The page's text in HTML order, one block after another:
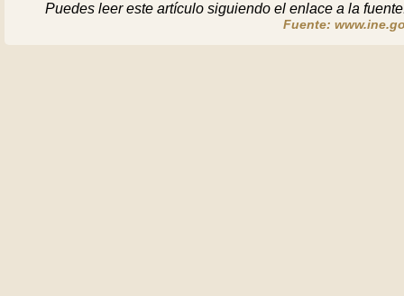
Puedes leer este artículo siguiendo el enlace a la
Fuente: